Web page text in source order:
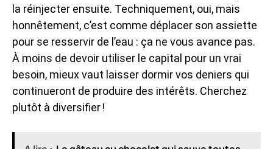
la réinjecter ensuite. Techniquement, oui, mais
honnêtement, c’est comme déplacer son assiette
pour se resservir de l’eau : ça ne vous avance pas.
À moins de devoir utiliser le capital pour un vrai
besoin, mieux vaut laisser dormir vos deniers qui
continueront de produire des intérêts. Cherchez
plutôt à diversifier !